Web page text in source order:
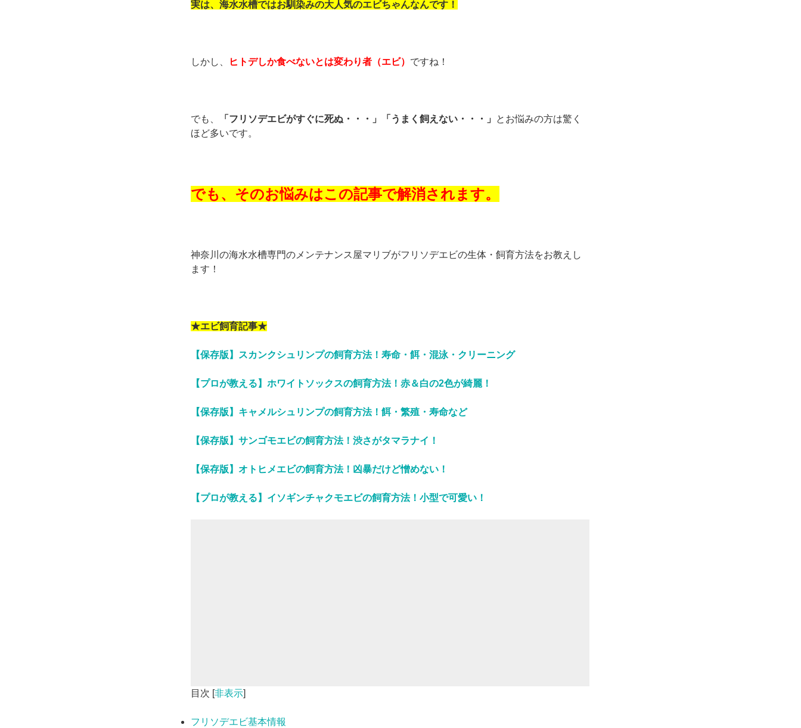
実は、海水水槽ではお馴染みの大人気のエビちゃんなんです！
しかし、 ヒトデしか食べないとは変わり者（エビ） ですね！
でも、 「フリソデエビがすぐに死ぬ・・・」「うまく飼えない・・・」
とお悩みの方は驚く
ほど多いです。
でも、そのお悩みはこの記事で解消されます。
神奈川の海水水槽専門のメンテナンス屋マリブがフリソデエビの生体・飼育方法をお教えし
ます！
★エビ飼育記事★
【保存版】スカンクシュリンプの飼育方法！寿命・餌・混泳・クリーニング
【プロが教える】ホワイトソックスの飼育方法！赤＆白の2色が綺麗！
【保存版】キャメルシュリンプの飼育方法！餌・繁殖・寿命など
【保存版】サンゴモエビの飼育方法！渋さがタマラナイ！
【保存版】オトヒメエビの飼育方法！凶暴だけど憎めない！
【プロが教える】イソギンチャクモエビの飼育方法！小型で可愛い！
目次 [非表示]
フリソデエビ基本情報